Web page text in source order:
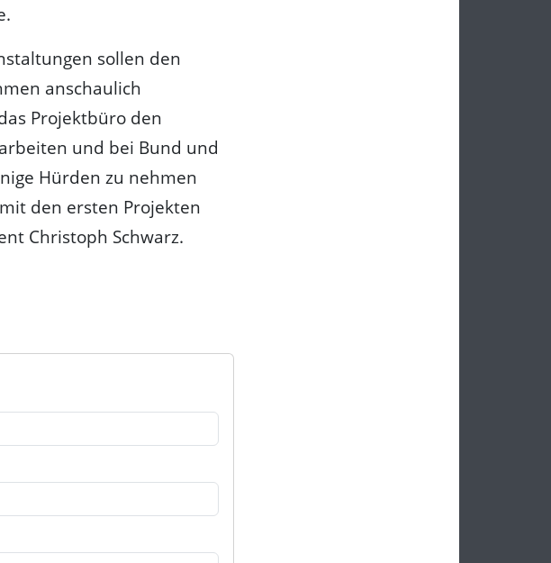
sollen den
anschaulich
Projektbüro den
und bei Bund und
Hürden zu nehmen
den ersten Projekten
Christoph Schwarz.